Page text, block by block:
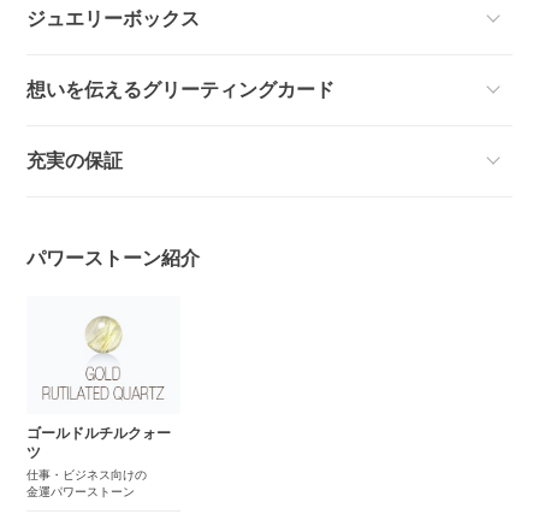
ジュエリーボックス
想いを伝えるグリーティングカード
充実の保証
パワーストーン紹介
ゴールドルチルクォー
ツ
仕事・ビジネス向けの
金運パワーストーン